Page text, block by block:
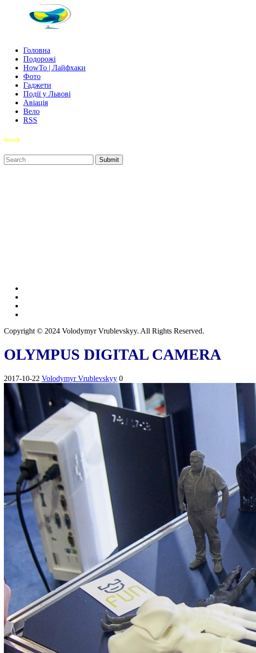
Головна
Подорожі
HowTo | Лайфхаки
Фото
Гаджети
Події у Львові
Авіація
Вело
RSS
Search
Copyright © 2024 Volodymyr Vrublevskyy. All Rights Reserved.
OLYMPUS DIGITAL CAMERA
2017-10-22 Volodymyr Vrublevskyy 0